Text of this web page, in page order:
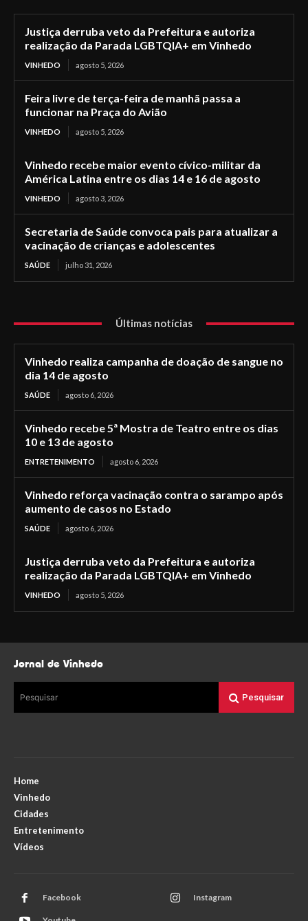
Justiça derruba veto da Prefeitura e autoriza
realização da Parada LGBTQIA+ em Vinhedo
VINHEDO agosto 5, 2026
Feira livre de terça-feira de manhã passa a
funcionar na Praça do Avião
VINHEDO agosto 5, 2026
Vinhedo recebe maior evento cívico-militar da
América Latina entre os dias 14 e 16 de agosto
VINHEDO agosto 3, 2026
Secretaria de Saúde convoca pais para atualizar a
vacinação de crianças e adolescentes
SAÚDE julho 31, 2026
Últimas notícias
Vinhedo realiza campanha de doação de sangue no
dia 14 de agosto
SAÚDE agosto 6, 2026
Vinhedo recebe 5ª Mostra de Teatro entre os dias
10 e 13 de agosto
ENTRETENIMENTO agosto 6, 2026
Vinhedo reforça vacinação contra o sarampo após
aumento de casos no Estado
SAÚDE agosto 6, 2026
Justiça derruba veto da Prefeitura e autoriza
realização da Parada LGBTQIA+ em Vinhedo
VINHEDO agosto 5, 2026
Jornal de Vinhedo
Pesquisar Pesquisar
Home
Vinhedo
Cidades
Entretenimento
Vídeos
Facebook Instagram